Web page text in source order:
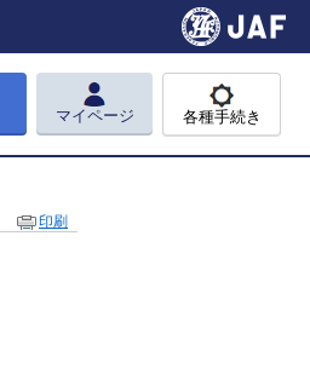
マイページ 各種手続き
印刷